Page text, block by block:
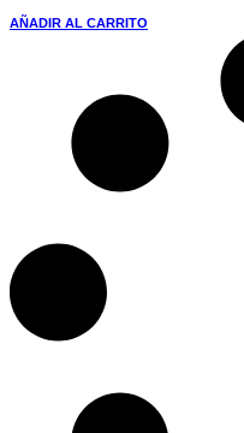
AÑADIR AL CARRITO